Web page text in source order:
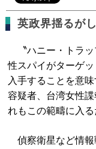
英政界揺るが
〝ハニー・トラッ
性スパイがターゲ
入手することを意
容疑者、台湾女性
れもこの範疇に入る
偵察衛星など情報